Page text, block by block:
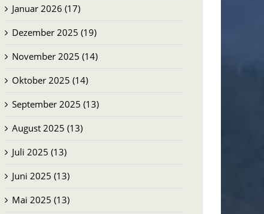
Januar 2026 (17)
Dezember 2025 (19)
November 2025 (14)
Oktober 2025 (14)
September 2025 (13)
August 2025 (13)
Juli 2025 (13)
Juni 2025 (13)
Mai 2025 (13)